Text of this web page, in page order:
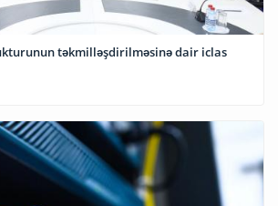
təkmilləşdirilməsinə dair iclas